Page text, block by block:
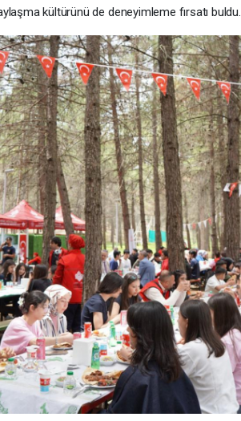
kültürünü de deneyimleme fırsatı buldu.